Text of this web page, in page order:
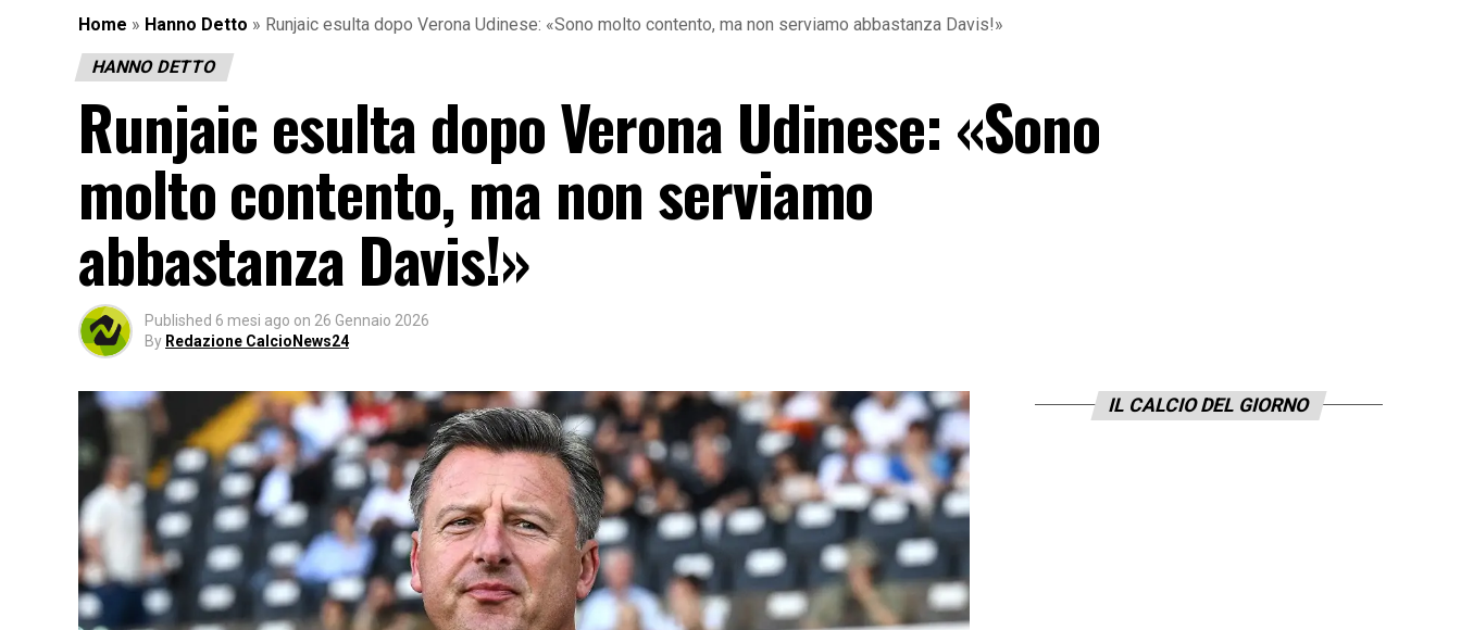
Home » Hanno Detto » Runjaic esulta dopo Verona Udinese: «Sono molto contento, ma non serviamo abbastanza Davis!»
HANNO DETTO
Runjaic esulta dopo Verona Udinese: «Sono
molto contento, ma non serviamo
abbastanza Davis!»
Published 6 mesi ago on 26 Gennaio 2026
By Redazione CalcioNews24
IL CALCIO DEL GIORNO